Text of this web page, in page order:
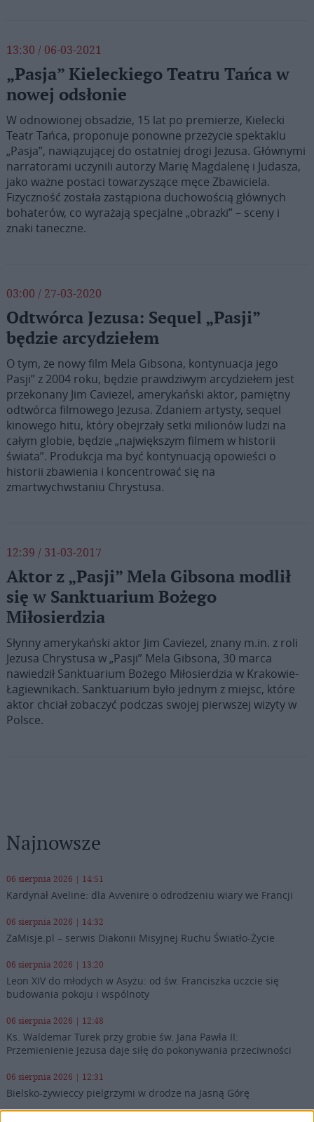
13:30 / 06-03-2021
„Pasja” Kieleckiego Teatru Tańca w
nowej odsłonie
W odnowionej obsadzie, 15 lat po premierze, Kielecki
Teatr Tańca, proponuje ponowne przeżycie spektaklu
„Pasja”, nawiązującej do ostatniej drogi Jezusa. Głównymi
narratorami uczynili autorzy Marię Magdalenę i Judasza,
jako ważne postaci towarzyszące męce Zbawiciela.
Fizyczność została zastąpiona duchowością głównych
bohaterów, co wyrażają specjalne „obrazki” – sceny i
znaki taneczne.
03:00 / 27-03-2020
Odtwórca Jezusa: Sequel „Pasji”
będzie arcydziełem
O tym, że nowy film Mela Gibsona, kontynuacja jego
Pasji” z 2004 roku, będzie prawdziwym arcydziełem jest
przekonany Jim Caviezel, amerykański aktor, pamiętny
odtwórca filmowego Jezusa. Zdaniem artysty, sequel
kinowego hitu, który obejrzały setki milionów ludzi na
całym globie, będzie „największym filmem w historii
świata”. Produkcja ma być kontynuacją opowieści o
historii zbawienia i koncentrować się na
zmartwychwstaniu Chrystusa.
12:39 / 31-03-2017
Aktor z „Pasji” Mela Gibsona modlił
się w Sanktuarium Bożego
Miłosierdzia
Słynny amerykański aktor Jim Caviezel, znany m.in. z roli
Jezusa Chrystusa w „Pasji” Mela Gibsona, 30 marca
nawiedził Sanktuarium Bożego Miłosierdzia w Krakowie-
Łagiewnikach. Sanktuarium było jednym z miejsc, które
aktor chciał zobaczyć podczas swojej pierwszej wizyty w
Polsce.
Najnowsze
06 sierpnia 2026 | 14:51
Kardynał Aveline: dla Avvenire o odrodzeniu wiary we Francji
06 sierpnia 2026 | 14:32
ZaMisje.pl – serwis Diakonii Misyjnej Ruchu Światło-Życie
06 sierpnia 2026 | 13:20
Leon XIV do młodych w Asyżu: od św. Franciszka uczcie się
budowania pokoju i wspólnoty
06 sierpnia 2026 | 12:48
Ks. Waldemar Turek przy grobie św. Jana Pawła II:
Przemienienie Jezusa daje siłę do pokonywania przeciwności
06 sierpnia 2026 | 12:31
Bielsko-żywieccy pielgrzymi w drodze na Jasną Górę